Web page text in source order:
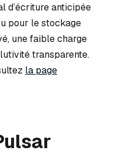
d’écriture anticipée
pour le stockage
une faible charge
transparente.
la page